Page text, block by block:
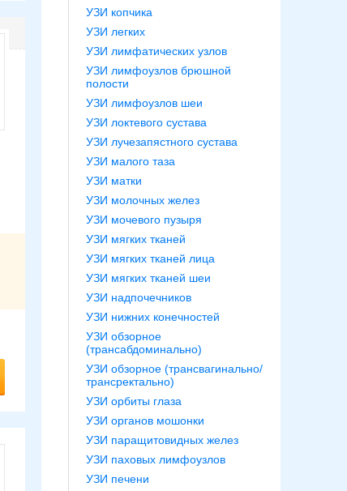
УЗИ копчика
УЗИ легких
УЗИ лимфатических узлов
УЗИ лимфоузлов брюшной
полости
УЗИ лимфоузлов шеи
УЗИ локтевого сустава
УЗИ лучезапястного сустава
УЗИ малого таза
УЗИ матки
УЗИ молочных желез
УЗИ мочевого пузыря
УЗИ мягких тканей
УЗИ мягких тканей лица
УЗИ мягких тканей шеи
УЗИ надпочечников
УЗИ нижних конечностей
УЗИ обзорное
(трансабдоминально)
УЗИ обзорное (трансвагинально/
трансректально)
УЗИ орбиты глаза
УЗИ органов мошонки
УЗИ паращитовидных желез
УЗИ паховых лимфоузлов
УЗИ печени